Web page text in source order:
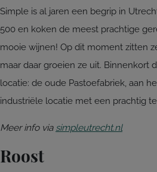
Simple is al jaren een begrip in
500 en koken de meest prachtige
mooie wijnen! Op dit moment zitten
maar daar groeien ze uit. Binnenkort
locatie: de oude Pastoefabriek, aan
industriële locatie met een prachtig
Meer info via simpleutrecht.nl
Roost